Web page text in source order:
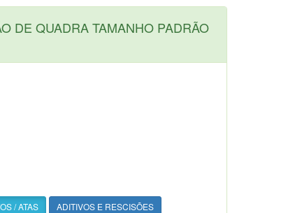
DE QUADRA TAMANHO PADRÃO
/ ATAS ADITIVOS E RESCISÕES